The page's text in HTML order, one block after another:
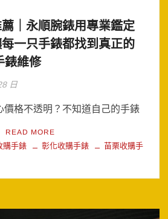
｜永順腕錶用專業鑑定
一只手錶都找到真正的
錶維修
日
價格不透明？不知道自己的手錶
READ MORE
購手錶 彰化收購手錶
苗栗收購手